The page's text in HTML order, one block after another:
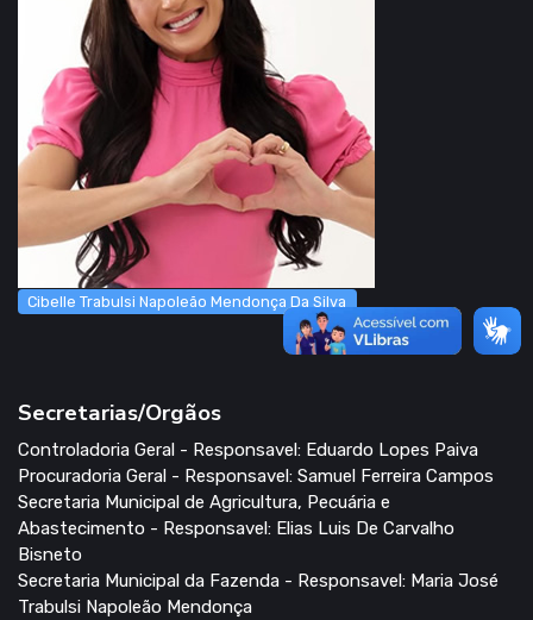
Cibelle Trabulsi Napoleão Mendonça Da Silva
Secretarias/Orgãos
Controladoria Geral - Responsavel: Eduardo Lopes Paiva
Procuradoria Geral - Responsavel: Samuel Ferreira Campos
Secretaria Municipal de Agricultura, Pecuária e
Abastecimento - Responsavel: Elias Luis De Carvalho
Bisneto
Secretaria Municipal da Fazenda - Responsavel: Maria José
Trabulsi Napoleão Mendonça